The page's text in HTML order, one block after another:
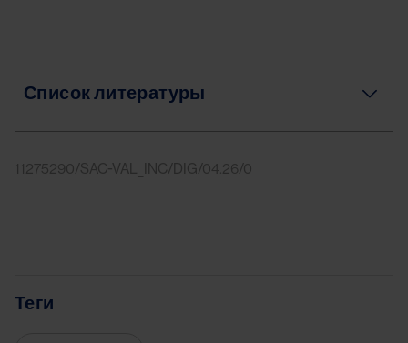
Список литературы
11275290/SAC-VAL_INC/DIG/04.26/0
Теги